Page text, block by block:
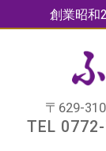
創業昭和
〒629-
TEL